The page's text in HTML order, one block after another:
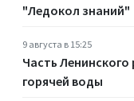
"Ледокол знаний"
9 августа в 15:25
Часть
горячей воды